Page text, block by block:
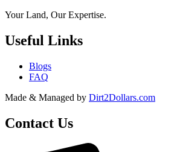
Your Land, Our Expertise.
Useful Links
Blogs
FAQ
Made & Managed by Dirt2Dollars.com
Contact Us